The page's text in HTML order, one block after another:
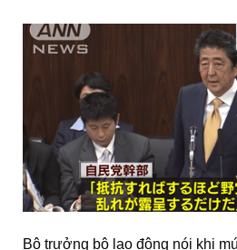
Bộ trưởng bộ lao động nói khi